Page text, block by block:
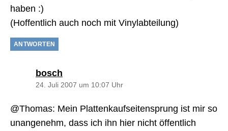
haben :)
(Hoffentlich auch noch mit Vinylabteilung)
ANTWORTEN
bosch
24. Juli 2007 um 10:07 Uhr
@Thomas: Mein Plattenkaufseitensprung ist mir so
unangenehm, dass ich ihn hier nicht öffentlich